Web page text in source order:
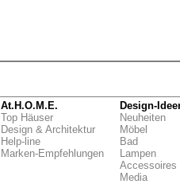
At.H.O.M.E.
Top Häuser
Design & Architektur
Help-line
Marken-Empfehlungen
Design-
Neuheiten
Möbel
Bad
Lampen
Accessoires
Media